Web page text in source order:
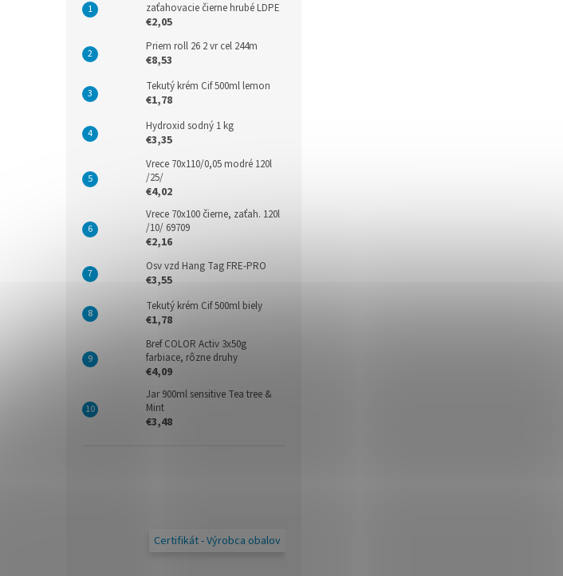
zaťahovacie čierne hrubé LDPE
€2,05
Priem roll 26 2 vr cel 244m
€8,53
Tekutý krém Cif 500ml lemon
€1,78
Hydroxid sodný 1 kg
€3,35
Vrece 70x110/0,05 modré 120l
/25/
€4,02
Vrece 70x100 čierne, zaťah. 120l
/10/ 69709
€2,16
Osv vzd Hang Tag FRE-PRO
€3,55
Tekutý krém Cif 500ml biely
€1,78
Bref COLOR Activ 3x50g
farbiace, rôzne druhy
€4,09
Jar 900ml sensitive Tea tree &
Mint
€3,48
Certifikát - Výrobca obalov